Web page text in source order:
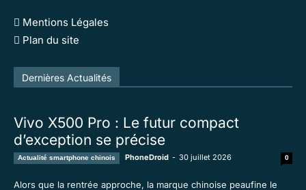
Mentions Légales
Plan du site
Dernières Actualités
Vivo X500 Pro : Le futur compact
d’exception se précise
Actualité smartphone chinois PhoneDroid - 30 juillet 2026 0
Alors que la rentrée approche, la marque chinoise peaufine le